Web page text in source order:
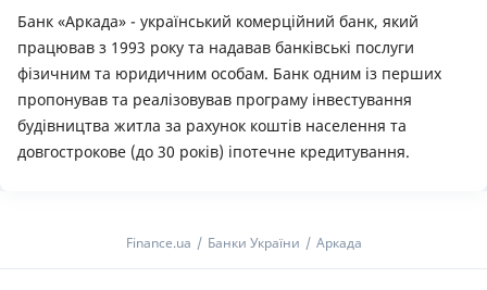
Банк «Аркада» - український комерційний банк, який
працював з 1993 року та надавав банківські послуги
фізичним та юридичним особам. Банк одним із перших
пропонував та реалізовував програму інвестування
будівництва житла за рахунок коштів населення та
довгострокове (до 30 років) іпотечне кредитування.
Finance.ua Банки України Аркада